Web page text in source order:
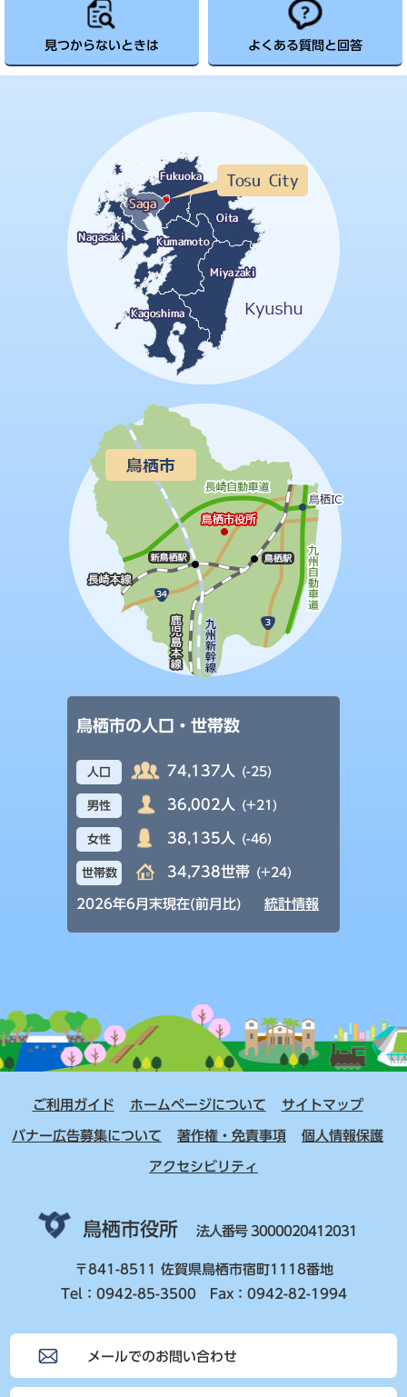
見つからないときは よくある質問と回答
鳥栖市の人口・世帯数
人口 74,137人 (-25)
男性 36,002人 (+21)
女性 38,135人 (-46)
世帯数 34,738世帯 (+24)
2026年6月末現在(前月比) 統計情報
ご利用ガイド ホームページについて サイトマップ
バナー広告募集について 著作権・免責事項 個人情報保護
アクセシビリティ
鳥栖市役所 法人番号 3000020412031
〒841-8511 佐賀県鳥栖市宿町1118番地
Tel：0942-85-3500 Fax：0942-82-1994
メールでのお問い合わせ